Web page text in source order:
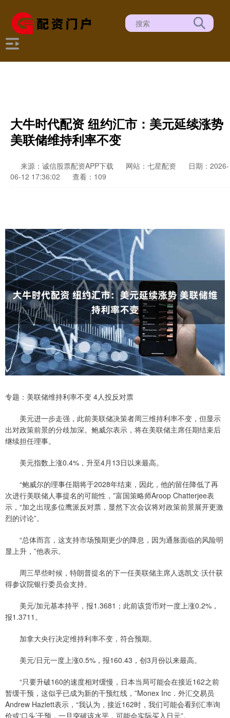
大牛时代配资 纽约汇市：美元延续涨势
美联储维持利率不变
来源：诚信股票配资APP下载 网站：七星配资
日期：2026-
06-12 17:36:02
查看：109
专题：美联储维持利率不变 4人投反对票
美元进一步走强，此前美联储决策者周三维持利率不变，但显示
出对政策前景的分歧加深。鲍威尔表示，将在美联储主席任期结束后
继续担任理事。
美元指数上涨0.4%，升至4月13日以来最高。
“鲍威尔的理事任期将于2028年结束，因此，他的留任降低了再
次进行美联储人事提名的可能性，”富国策略师Aroop Chatterjee表
示，“加之出现多位鹰派反对票，显然下次会议将对政策前景展开更激
烈的讨论”。
“总体而言，这支持市场预期更少的降息，因为通胀面临的风险明
显上升，”他表示。
周三早些时候，特朗普提名的下一任美联储主席人选凯文·沃什获
得参议院银行委员会支持。
美元/加元基本持平，报1.3681；此前该货币对一度上涨0.2%，
报1.3711。
加拿大央行决定维持利率不变，符合预期。
美元/日元一度上涨0.5%，报160.43，创3月份以来最高。
“只要升破160的速度相对缓慢，日本当局可能会在接近162之前
暂缓干预，这似乎已成为新的干预红线，”Monex Inc．外汇交易员
Andrew Hazlett表示，“我认为，接近162时，我们可能会看到汇率询
价或‘口头’干预，一旦突破该水平，可能会实际买入日元”。